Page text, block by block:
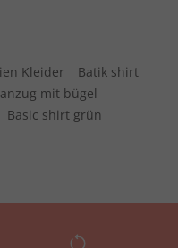
Kleider
Batik shirt
mit bügel
Basic shirt grün